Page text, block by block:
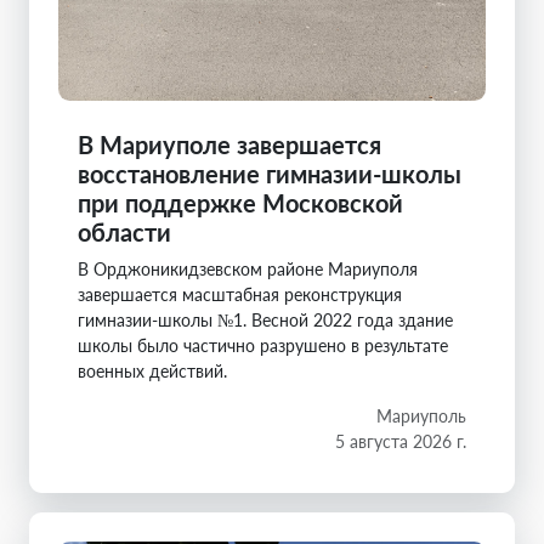
В Мариуполе завершается
восстановление гимназии-школы
при поддержке Московской
области
В Орджоникидзевском районе Мариуполя
завершается масштабная реконструкция
гимназии-школы №1. Весной 2022 года здание
школы было частично разрушено в результате
военных действий.
Мариуполь
5 августа 2026 г.